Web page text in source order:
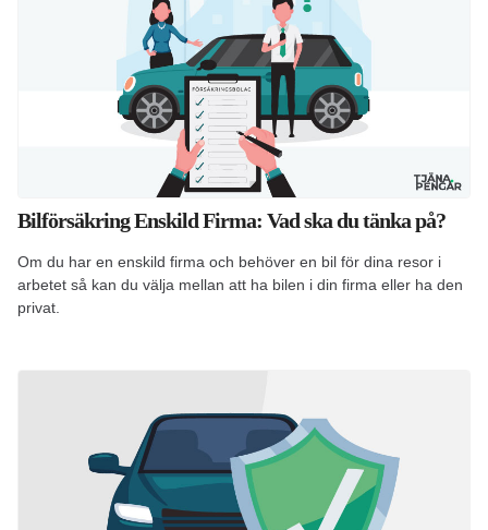
Bilförsäkring Enskild Firma: Vad ska du tänka på?
Om du har en enskild firma och behöver en bil för dina resor i
arbetet så kan du välja mellan att ha bilen i din firma eller ha den
privat.